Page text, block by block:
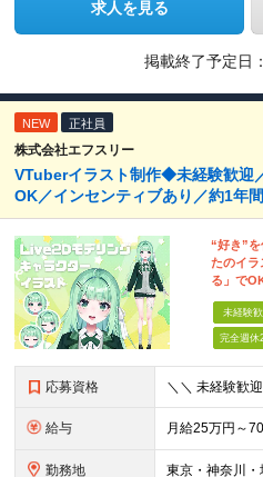
求人を見る
掲載終了予定日：
NEW 正社員
株式会社エフスリー
VTuberイラスト制作◆未経験歓迎
OK／インセンティブあり／約1年
“好き”
たのイラ
る」で
未経験
完全週休
応募資格
給与
勤務地